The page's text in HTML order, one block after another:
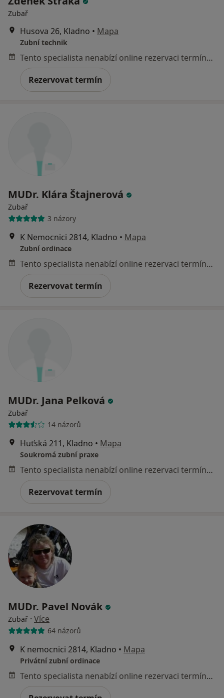
Zubař
Husova 26, Kladno • Mapa
Zubní technik
Tento specialista nenabízí online rezervaci termínu na této adrese.
Rezervovat termín
MUDr. Klára Štajnerová
Zubař
3 názory
K Nemocnici 2814, Kladno • Mapa
Zubní ordinace
Tento specialista nenabízí online rezervaci termínu na této adrese.
Rezervovat termín
MUDr. Jana Pelková
Zubař
14 názorů
Huťská 211, Kladno • Mapa
Soukromá zubní praxe
Tento specialista nenabízí online rezervaci termínu na této adrese.
Rezervovat termín
MUDr. Pavel Novák
Zubař · Více
64 názorů
K nemocnici 2814, Kladno • Mapa
Privátní zubní ordinace
Tento specialista nenabízí online rezervaci termínu na této adrese.